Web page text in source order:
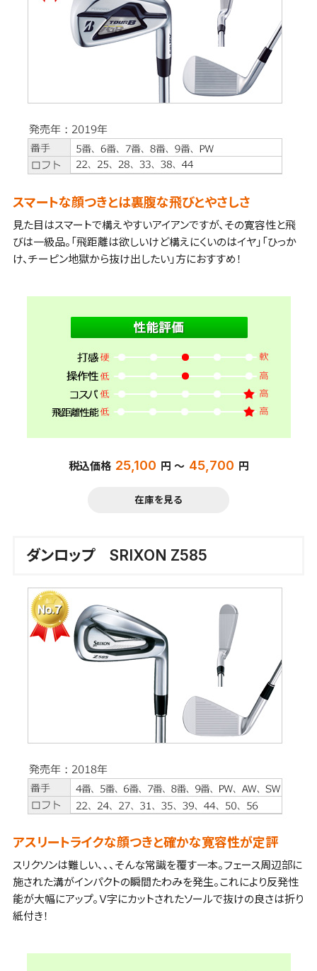
スマートな顔つきとは裏腹な飛びとやさしさ
見た目はスマートで構えやすいアイアンですが、その寛容性と飛
びは一級品。「飛距離は欲しいけど構えにくいのはイヤ」「ひっか
け、チーピン地獄から抜け出したい」方におすすめ！
税込価格 25,100 円 ～ 45,700 円
在庫を見る
ダンロップ SRIXON Z585
アスリートライクな顔つきと確かな寛容性が定評
スリクソンは難しい、、、そんな常識を覆す一本。フェース周辺部に
施された溝がインパクトの瞬間たわみを発生。これにより反発性
能が大幅にアップ。Ｖ字にカットされたソールで抜けの良さは折り
紙付き！